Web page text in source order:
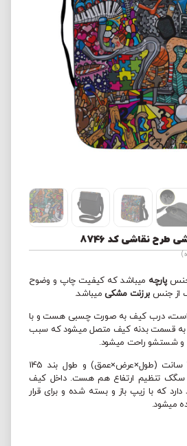
نقاشی کد 8746
پارچه میباشد که کیفیت چاپ و وضوح
از جنس برزنت مشکیمیباشد.
درب کیف به صورت چسبی هست و با
به قسمت بدنه کیف متصل میشود که سبب
و شستشو راحت میشود.
بدنه کیف 22×21×4 سانت (طول×عرض×عمق) و طول بند 145
سگک تنظیم ارتفاع هم هست. داخل کیف
که با زیپ باز و بسته شده و برای قرار
میشود.